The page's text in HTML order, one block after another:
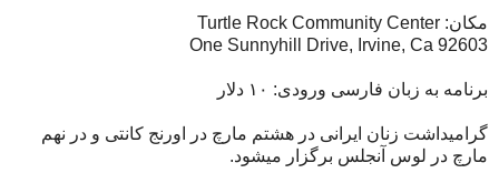
مکان: Turtle Rock Community Center
92603 One Sunnyhill Drive, Irvine, Ca
برنامه به زبان فارسی ورودی: ۱۰ دلار
گرامیداشت زنان ایرانی در هشتم مارچ در اورنج کانتی و در نهم
مارچ در لوس آنجلس برگزار میشود.